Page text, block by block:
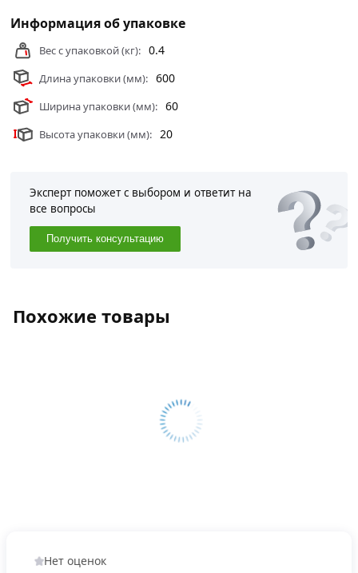
Информация об упаковке
Вес с упаковкой (кг): 0.4
Длина упаковки (мм): 600
Ширина упаковки (мм): 60
Высота упаковки (мм): 20
Эксперт поможет с выбором и ответит на
все вопросы
Получить консультацию
Похожие товары
Нет оценок